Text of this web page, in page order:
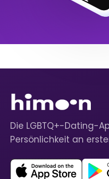
Die LGBTQ+-Dating-
Persönlichkeit an